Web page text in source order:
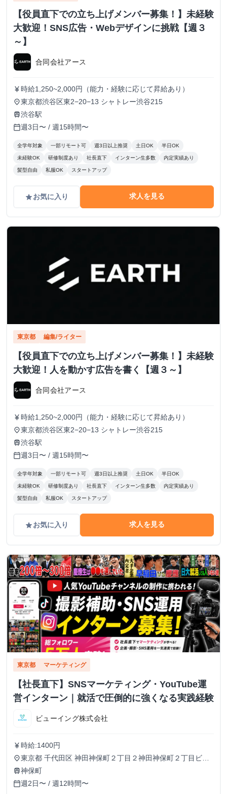
【役員直下での立ち上げメンバー募集！】未経験
大歓迎！SNS広告・Webデザインに挑戦【週３
～】
合同会社アース
currency_yen 時給1,250~2,000円（能力・経験に応じて昇給あり）
place東京都渋谷区東2−20−13 シャトレー渋谷215
train渋谷駅
calendar_today週3日〜 / 週15時間〜
全学年対象 一部リモート可 週3日以上推奨 土日OK 半日OK
未経験OK 研修制度あり 社長直下 インターン生多数 内定実績あり
髪型自由 私服OK スタートアップ
gradeお気に入り 求人を見る
東京都 編集/ライター
【役員直下での立ち上げメンバー募集！】未経験
大歓迎！人を動かす広告を書く【週３～】
合同会社アース
currency_yen 時給1,250~2,000円（能力・経験に応じて昇給あり）
place東京都渋谷区東2−20−13 シャトレー渋谷215
train渋谷駅
calendar_today週3日〜 / 週15時間〜
全学年対象 一部リモート可 週3日以上推奨 土日OK 半日OK
未経験OK 研修制度あり 社長直下 インターン生多数 内定実績あり
髪型自由 私服OK スタートアップ
gradeお気に入り 求人を見る
東京都 マーケティング
【社長直下】SNSマーケティング・YouTube運
営インターン｜就活で圧倒的に強くなる実践経験
ビューイング株式会社
currency_yen 時給:1400円
place東京都 千代田区 神田神保町２丁目２神田神保町２丁目ビル
５０２号室
train神保町
calendar_today週2日〜 / 週12時間〜